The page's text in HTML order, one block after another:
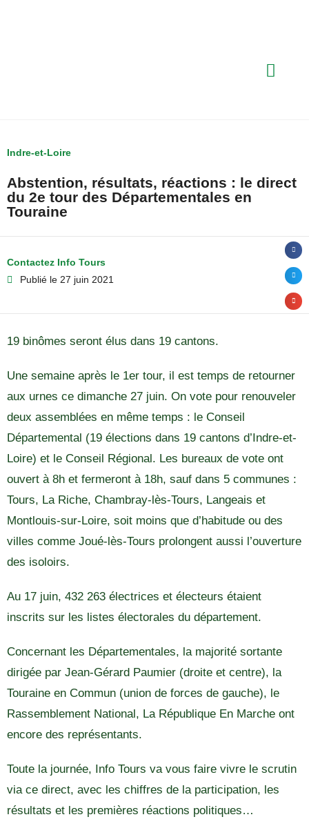
Indre-et-Loire
Abstention, résultats, réactions : le direct
du 2e tour des Départementales en
Touraine
Contactez Info Tours
Publié le 27 juin 2021
19 binômes seront élus dans 19 cantons.
Une semaine après le 1er tour, il est temps de retourner
aux urnes ce dimanche 27 juin. On vote pour renouveler
deux assemblées en même temps : le Conseil
Départemental (19 élections dans 19 cantons d’Indre-et-
Loire) et le Conseil Régional. Les bureaux de vote ont
ouvert à 8h et fermeront à 18h, sauf dans 5 communes :
Tours, La Riche, Chambray-lès-Tours, Langeais et
Montlouis-sur-Loire, soit moins que d’habitude ou des
villes comme Joué-lès-Tours prolongent aussi l’ouverture
des isoloirs.
Au 17 juin, 432 263 électrices et électeurs étaient
inscrits sur les listes électorales du département.
Concernant les Départementales, la majorité sortante
dirigée par Jean-Gérard Paumier (droite et centre), la
Touraine en Commun (union de forces de gauche), le
Rassemblement National, La République En Marche ont
encore des représentants.
Toute la journée, Info Tours va vous faire vivre le scrutin
via ce direct, avec les chiffres de la participation, les
résultats et les premières réactions politiques…